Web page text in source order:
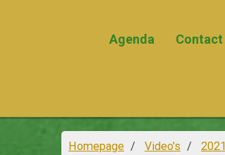
Agenda
Homepage Video's 2021